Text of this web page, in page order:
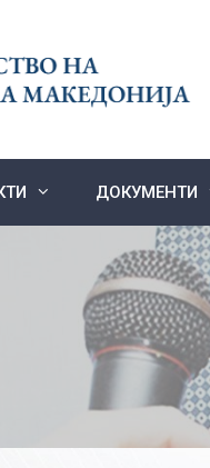
ДОКУМЕНТИ